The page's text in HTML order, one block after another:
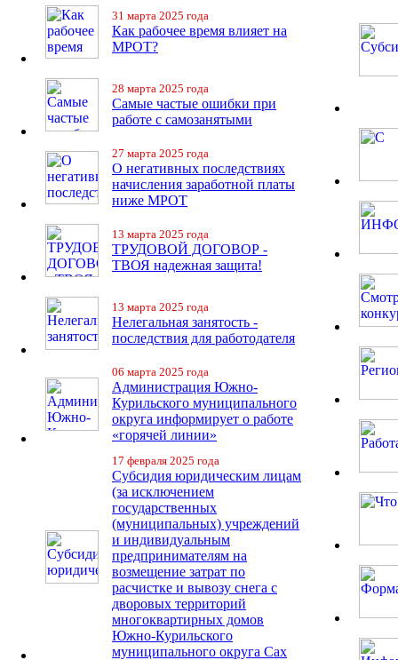
31 марта 2025 года
Как рабочее время влияет на
МРОТ?
28 марта 2025 года
Самые частые ошибки при
работе с самозанятыми
27 марта 2025 года
О негативных последствиях
начисления заработной платы
ниже МРОТ
13 марта 2025 года
ТРУДОВОЙ ДОГОВОР -
ТВОЯ надежная защита!
13 марта 2025 года
Нелегальная занятость -
последствия для работодателя
06 марта 2025 года
Администрация Южно-
Курильского муниципального
округа информирует о работе
«горячей линии»
17 февраля 2025 года
Субсидия юридическим лицам
(за исключением
государственных
(муниципальных) учреждений
и индивидуальным
предпринимателям на
возмещение затрат по
расчистке и вывозу снега с
дворовых территорий
многоквартирных домов
Южно-Курильского
муниципального округа Сах